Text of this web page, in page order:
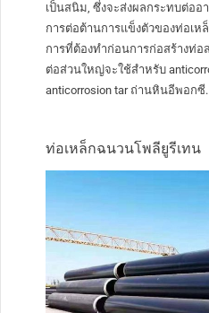
เป็นสนิม, ซึ่งจะส่งผลกระทบต่ออ
การต่อต้านการแข็งตัวของท่อเห
การที่ต้องทำก่อนการก่อสร้างท่อ
ต่อส่วนใหญ่จะใช้สำหรับ
anticorrosion tar ถ่านหินอีพอกซี.
ท่อเหล็กฉนวนโพลียูรีเทน